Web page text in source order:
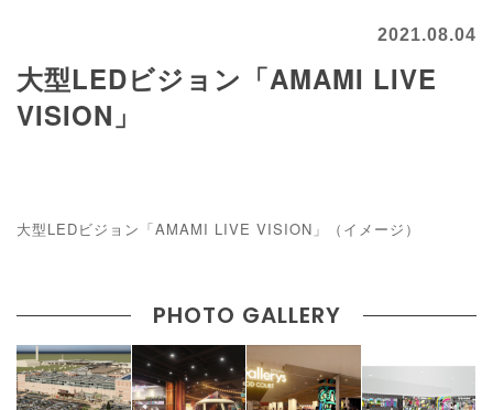
2021.08.04
大型LEDビジョン「AMAMI LIVE
VISION」
大型LEDビジョン「AMAMI LIVE VISION」（イメージ）
PHOTO GALLERY